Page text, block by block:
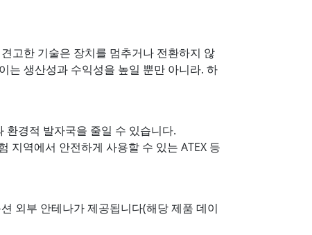
고한 기술은 장치를 멈추거나 전환하지 않
는 생산성과 수익성을 높일 뿐만 아니라. 하
환경적 발자국을 줄일 수 있습니다.
지역에서 안전하게 사용할 수 있는 ATEX 등
외부 안테나가 제공됩니다(해당 제품 데이